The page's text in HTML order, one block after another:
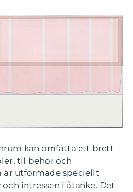
kan omfatta ett brett
tillbehör och
är utformade speciellt
intressen i åtanke. Det